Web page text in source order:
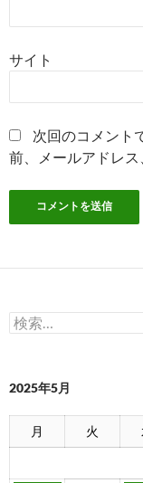
サイト
次回のコメント
前、メールアドレス
検
索:
2025年5月
月 火